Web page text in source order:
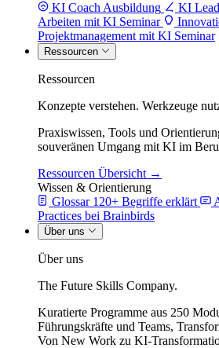
KI Coach Ausbildung
KI
Arbeiten mit KI Seminar
Projektmanagement mit KI Seminar
Ressourcen
Ressourcen
Konzepte verstehen. Werkzeuge
Praxiswissen, Tools und
souveränen Umgang mit KI im
Ressourcen Übersicht →
Wissen & Orientierung
Glossar 120+ Begriffe erklärt
Practices bei Brainbirds
Über uns
Über uns
The Future Skills Company.
Kuratierte Programme aus 250
Führungskräfte und Teams,
Von New Work zu KI-